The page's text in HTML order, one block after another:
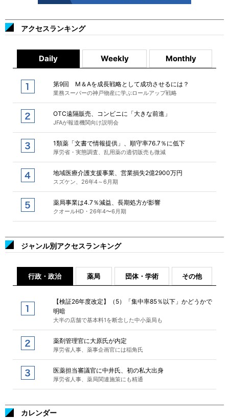
アクセスランキング
Daily Weekly Monthly
第9回 M＆Aを成長戦略として成功させるには？
業務スーパーの神戸物産に学ぶロールアップ戦略
OTC遠隔販売、コンビニに「大きな前進」
JFAが報道機関向け説明会
1類薬「文書で情報提供」、順守率76.7％に低下
厚労省・実態調査、乱用薬の適切販売も微減
地域医療介護支援事業、営業損失2億2900万円
スズケン、26年4～6月期
薬局事業は4.7％減益、長期処方が影響
クオールHD・26年4〜6月期
ジャンル別アクセスランキング
行政・政治 薬局 団体・学術 その他
【検証26年度改定】（5）「集中率85％以下」かどうかで
明暗
大半の店舗で基本料1を断念した中小薬局も
薬剤管理官に大原氏が内定
厚労省人事、薬事企画官には稲角氏
医薬担当審議官に中井氏、初の私大出身
厚労省人事、薬局関連施策にも精通
カレンダー